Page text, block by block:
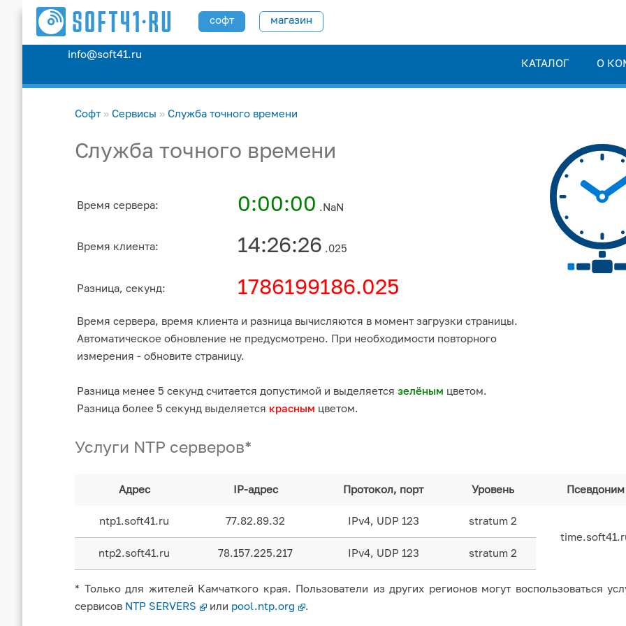
софт магазин
info@soft41.ru
КАТАЛОГ
О
Софт » Сервисы » Служба точного времени
Служба точного времени
Время сервера: 0:00:00 .NaN
Время клиента: 14:26:26 .025
Разница, секунд: 1786199186.025
Время сервера, время клиента и разница вычисляются в момент загрузки страницы.
Автоматическое обновление не предусмотрено. При необходимости повторного
измерения - обновите страницу.
Разница менее 5 секунд считается допустимой и выделяется зелёным цветом.
Разница более 5 секунд выделяется красным цветом.
Услуги NTP серверов*
Адрес IP-адрес Протокол, порт Уровень Псевдоним
ntp1.soft41.ru 77.82.89.32 IPv4, UDP 123
stratum 2
ntp2.soft41.ru
78.157.225.217 IPv4, UDP 123 stratum 2
* Только для жителей Камчаткого края. Пользователи из других регионов могут воспользоваться
сервисов NTP SERVERS или pool.ntp.org .